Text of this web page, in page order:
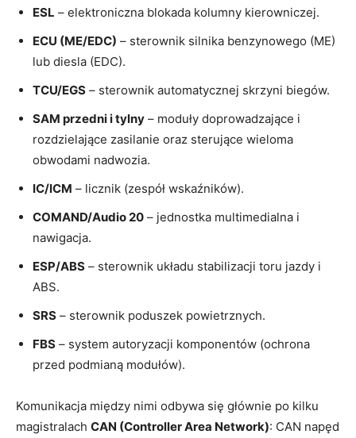
ESL – elektroniczna blokada kolumny kierowniczej.
ECU (ME/EDC) – sterownik silnika benzynowego (ME)
lub diesla (EDC).
TCU/EGS – sterownik automatycznej skrzyni biegów.
SAM przedni i tylny – moduły doprowadzające i
rozdzielające zasilanie oraz sterujące wieloma
obwodami nadwozia.
IC/ICM – licznik (zespół wskaźników).
COMAND/Audio 20 – jednostka multimedialna i
nawigacja.
ESP/ABS – sterownik układu stabilizacji toru jazdy i
ABS.
SRS – sterownik poduszek powietrznych.
FBS – system autoryzacji komponentów (ochrona
przed podmianą modułów).
Komunikacja między nimi odbywa się głównie po kilku
magistralach CAN (Controller Area Network): CAN napęd